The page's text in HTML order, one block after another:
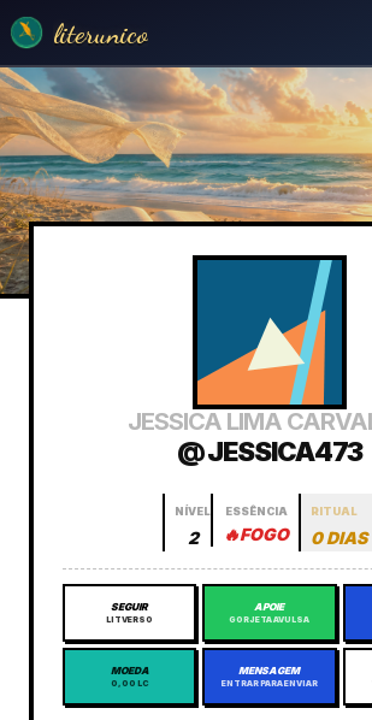
literunico
JESSICA LIMA
@ JESSICA473
NÍVEL
2
ESSÊNCIA
🔥FOGO
RITUAL
0 DIAS
SEGUIR
LITVERSO
APOIE
GORJETA AVULSA
MOEDA
0,00 LC
MENSAGEM
ENTRAR PARA ENVIAR